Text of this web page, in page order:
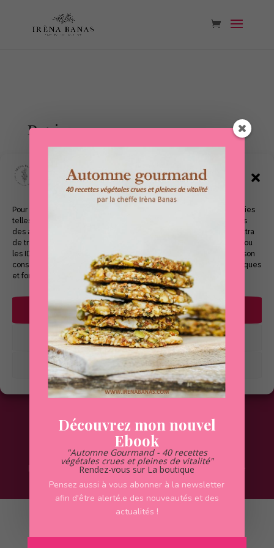
Gérer le consentement aux
cookies
Pour offrir les meilleures expériences, nous utilisons des technologies
telles que les cookies pour stocker et/ou accéder aux informations
des appareils. Le fait de consentir à ces technologies nous permettra
de traiter des données telles que le comportement de navigation ou
les ID uniques sur ce site. Le fait de ne pas consentir ou de retirer son
consentement peut avoir un effet négatif sur certaines caractéristiques
et fonctions.
Accepter
Refuser
Voir les préférences
Panier
Votre panier est actuellement vide.
Mentions Légales
Irèna Banas - Cheffe de cuisine & Fondatrice illimitée
| Design Virginia Atenza
Découvrez mon nouvel
Ebook
"Automne Gourmand - 40 recettes
végétales crues et pleines de vitalité"
Rendez-vous sur La boutique
Pensez aussi à vous abonner à la newsletter
afin d'être alerté.e des nouveautés et des
actualités !